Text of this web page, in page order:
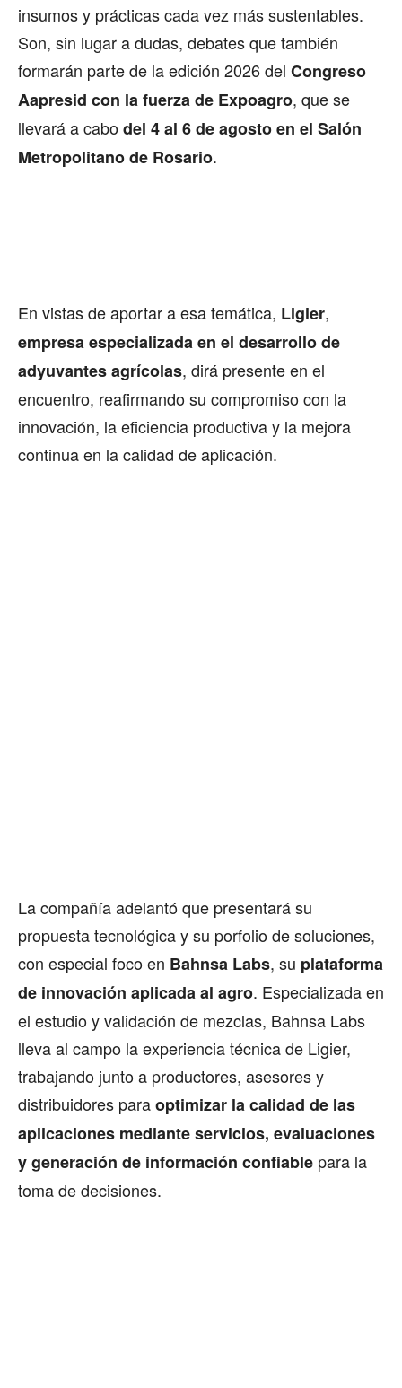
insumos y prácticas cada vez más sustentables.
Son, sin lugar a dudas, debates que también
formarán parte de la edición 2026 del Congreso
Aapresid con la fuerza de Expoagro, que se
llevará a cabodel 4 al 6 de agosto en el Salón
Metropolitano de Rosario.
En vistas de aportar a esa temática, Ligier,
empresa especializada en el desarrollo de
adyuvantes agrícolas, dirá presente en el
encuentro, reafirmando su compromiso con la
innovación, la eficiencia productiva y la mejora
continua en la calidad de aplicación.
La compañía adelantó que presentará su
propuesta tecnológica y su porfolio de soluciones,
con especial foco en Bahnsa Labs, su plataforma
de innovación aplicada al agro. Especializada en
el estudio y validación de mezclas, Bahnsa Labs
lleva al campo la experiencia técnica de Ligier,
trabajando junto a productores, asesores y
distribuidores paraoptimizar la calidad de las
aplicaciones mediante servicios, evaluaciones
y generación de información confiable para la
toma de decisiones.